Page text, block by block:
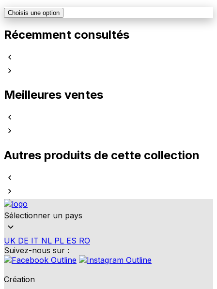
Choisis une option
Récemment consultés
Meilleures ventes
Autres produits de cette collection
Sélectionner un pays
UK DE IT NL PL ES RO
Suivez-nous sur :
Création